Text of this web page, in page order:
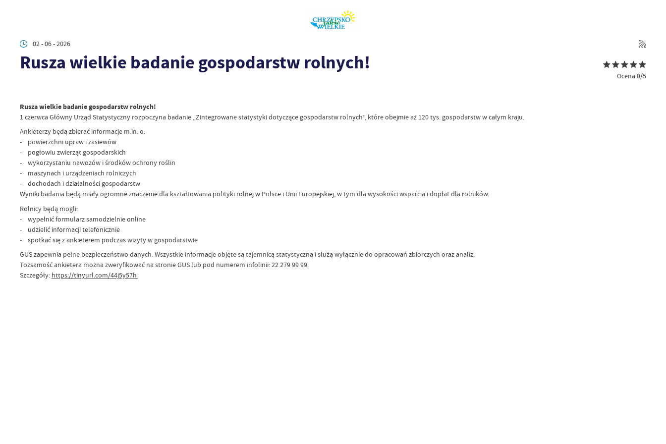
02 - 06 - 2026
Rusza wielkie badanie gospodarstw rolnych!
Ocena 0/5
Rusza wielkie badanie gospodarstw rolnych!
1 czerwca Główny Urząd Statystyczny rozpoczyna badanie „Zintegrowane statystyki dotyczące gospodarstw rolnych”, które obejmie aż 120 tys. gospodarstw w całym kraju.
Ankieterzy będą zbierać informacje m.in. o:
- powierzchni upraw i zasiewów
- pogłowiu zwierząt gospodarskich
- wykorzystaniu nawozów i środków ochrony roślin
- maszynach i urządzeniach rolniczych
- dochodach i działalności gospodarstw
Wyniki badania będą miały ogromne znaczenie dla kształtowania polityki rolnej w Polsce i Unii Europejskiej, w tym dla wysokości wsparcia i dopłat dla rolników.
Rolnicy będą mogli:
- wypełnić formularz samodzielnie online
- udzielić informacji telefonicznie
- spotkać się z ankieterem podczas wizyty w gospodarstwie
GUS zapewnia pełne bezpieczeństwo danych. Wszystkie informacje objęte są tajemnicą statystyczną i służą wyłącznie do opracowań zbiorczych oraz analiz.
Tożsamość ankietera można zweryfikować na stronie GUS lub pod numerem infolinii: 22 279 99 99.
Szczegóły: https://tinyurl.com/44j5y57h